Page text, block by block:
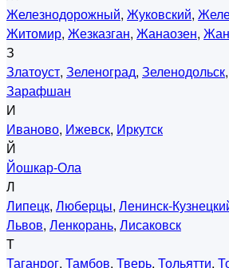
Железнодорожный, Жуковский,
Житомир, Жезказган, Жанаозен,
З
Златоуст, Зеленоград, Зеленодольск,
Зарафшан
И
Иваново, Ижевск, Иркутск
Й
Йошкар-Ола
Л
Липецк, Люберцы, Ленинск-
Львов, Ленкорань, Лисаковск
Т
Таганрог, Тамбов, Тверь, Тольятти,